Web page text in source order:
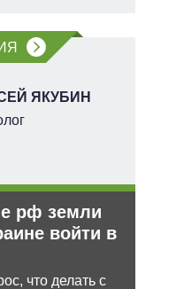
ЯКУБИН
рф земли
войти в
что делать с